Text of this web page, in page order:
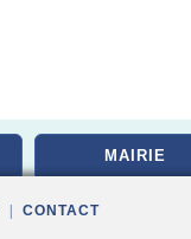
MAIRIE
CONTACT